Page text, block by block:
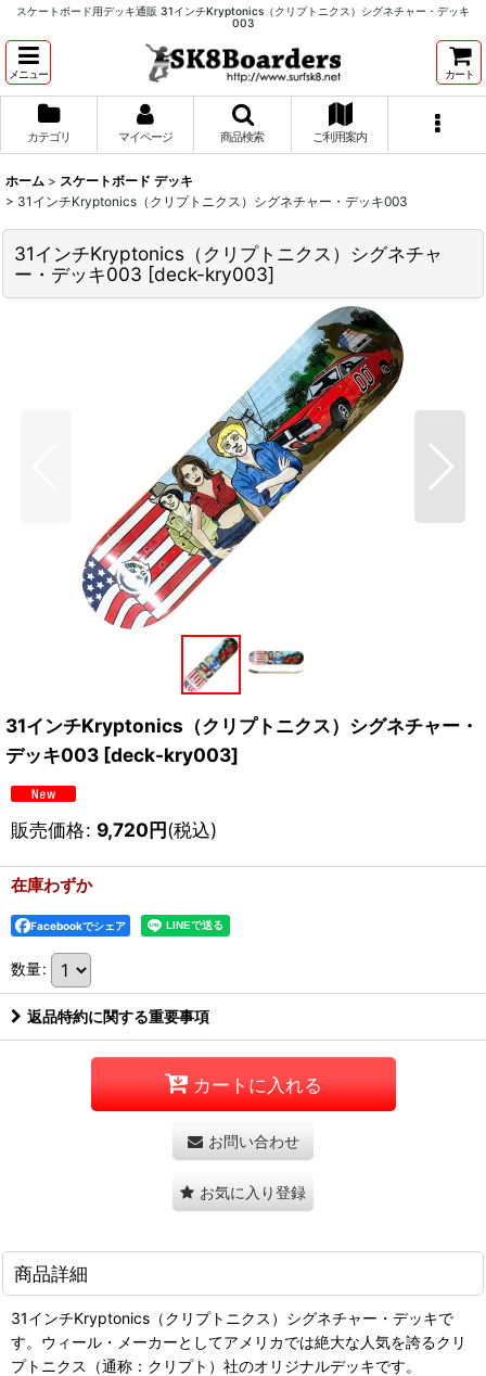
スケートボード用デッキ通販 31インチKryptonics（クリプトニクス）シグネチャー・デッキ
003
メニュー カート
カテゴリ マイページ 商品検索 ご利用案内
ホーム > スケートボード デッキ
> 31インチKryptonics（クリプトニクス）シグネチャー・デッキ003
31インチKryptonics（クリプトニクス）シグネチャ
ー・デッキ003 [deck-kry003]
31インチKryptonics（クリプトニクス）シグネチャー・
デッキ003 [deck-kry003]
販売価格: 9,720円(税込)
在庫わずか
Facebookでシェア
数量:
返品特約に関する重要事項
カートに入れる
お問い合わせ
お気に入り登録
商品詳細
31インチKryptonics（クリプトニクス）シグネチャー・デッキで
す。ウィール・メーカーとしてアメリカでは絶大な人気を誇るクリ
プトニクス（通称：クリプト）社のオリジナルデッキです。